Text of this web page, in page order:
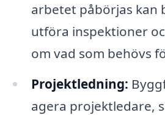
arbetet påbörjas kan
utföra inspektioner
om vad som behövs
Projektledning:
agera projektledare,